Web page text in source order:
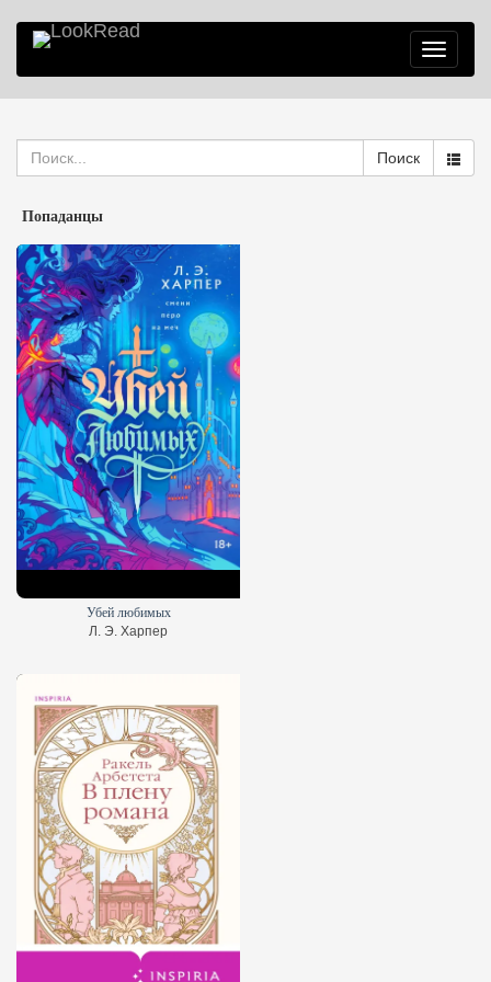
Toggle
Поиск
Попаданцы
Убей любимых
Л. Э. Харпер